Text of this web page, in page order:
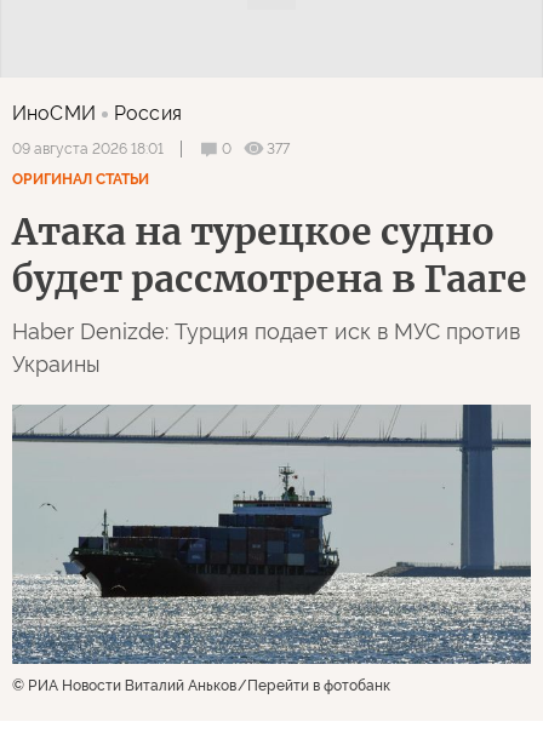
ИноСМИ Россия
09 августа 2026 18:01 0
377
ОРИГИНАЛ СТАТЬИ
Атака на турецкое судно
будет рассмотрена в Гааге
Haber Denizde: Турция подает иск в МУС против
Украины
© РИА Новости Виталий Аньков Перейти в фотобанк